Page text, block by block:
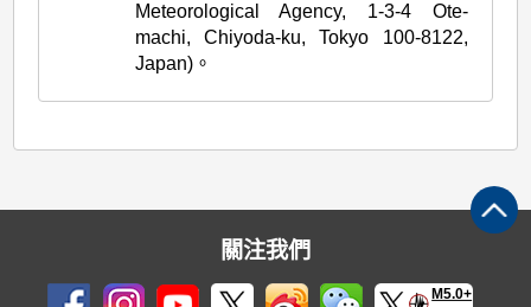
Meteorological Agency, 1-3-4 Ote-
machi, Chiyoda-ku, Tokyo 100-8122,
Japan)。
關注我們
M5.0+